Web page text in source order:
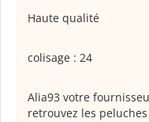
Haute qualité
colisage : 24
Alia93 votre
retrouvez les